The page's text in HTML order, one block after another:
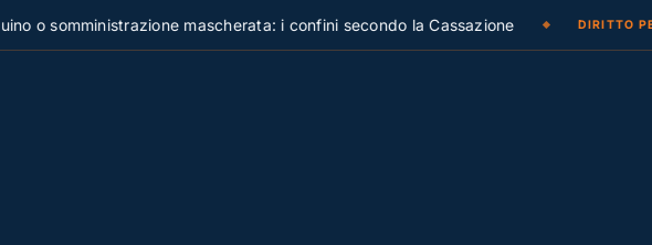
o somministrazione mascherata: i confini secondo la Cassazione DIRITTO